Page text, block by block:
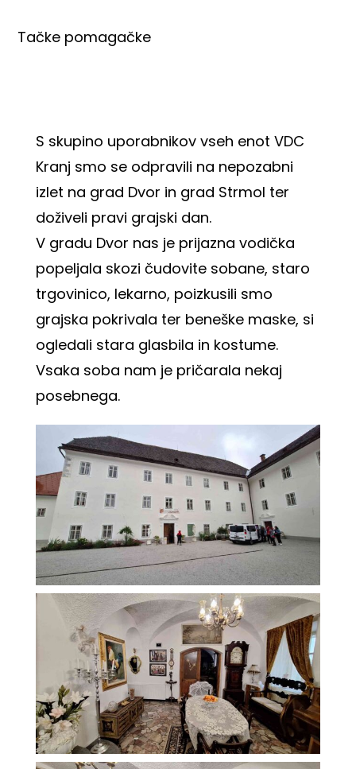
Tačke pomagačke
S skupino uporabnikov vseh enot VDC
Kranj smo se odpravili na nepozabni
izlet na grad Dvor in grad Strmol ter
doživeli pravi grajski dan.
V gradu Dvor nas je prijazna vodička
popeljala skozi čudovite sobane, staro
trgovinico, lekarno, poizkusili smo
grajska pokrivala ter beneške maske, si
ogledali stara glasbila in kostume.
Vsaka soba nam je pričarala nekaj
posebnega.